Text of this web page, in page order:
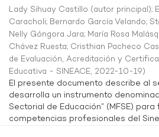
Lady Sihuay Castillo (autor principal);
Caracholi; Bernardo García Velando;
Nelly Góngora Jara; María Rosa
Chávez Ruesta; Cristhian Pacheco
de Evaluación, Acreditación y
Educativa - SINEACE, 2022-10-19)
El presente documento describe al
desarrolla un instrumento
Sectorial de Educación” (MFSE)
competencias profesionales del